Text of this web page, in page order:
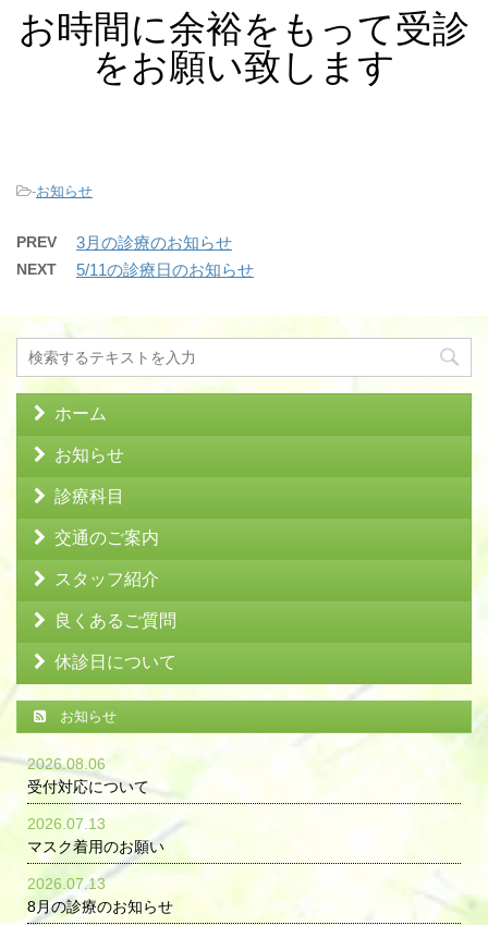
お時間に余裕をもって受診
をお願い致します
-お知らせ
PREV 3月の診療のお知らせ
NEXT 5/11の診療日のお知らせ
ホーム
お知らせ
診療科目
交通のご案内
スタッフ紹介
良くあるご質問
休診日について
お知らせ
2026.08.06
受付対応について
2026.07.13
マスク着用のお願い
2026.07.13
8月の診療のお知らせ